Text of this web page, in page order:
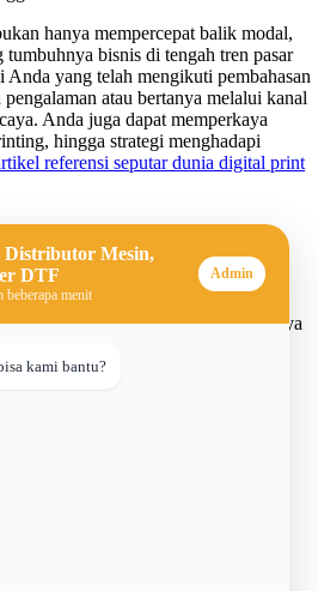
hanya mempercepat balik modal,
bisnis di tengah tren pasar
Anda yang telah mengikuti pembahasan
atau bertanya melalui kanal
Anda juga dapat memperkaya
hingga strategi menghadapi
referensi seputar dunia digital print
DTF (Direct-to-Film) terpercaya
usaha sablon digital Anda.
Mesin,
DTF
beberapa menit
Admin
kami bantu?